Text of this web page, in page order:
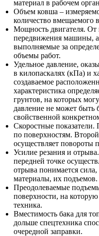
материал в рабочем
Объем ковша –
количество вмещаемого
Мощность двигателя. От
передвижения машины, а
выполняемые за
объемы работ.
Удельное давление,
в килопаскалях (кПа) и
создаваемое
характеристика
грунтов, на которых
давление не может быть
свойственной
Скоростные показатели.
по поверхностям.
осуществляет повороты
Усилие резания и
передней точке
отрыва понимается
материалы, их подъемов.
Преодолеваемые
поверхности, на
техника.
Вместимость бака для
дольше спецтехника
очередной заправки.